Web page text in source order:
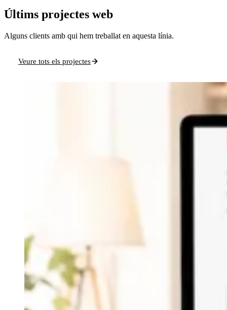
Últims projectes web
Alguns clients amb qui hem treballat en aquesta línia.
Veure tots els projectes